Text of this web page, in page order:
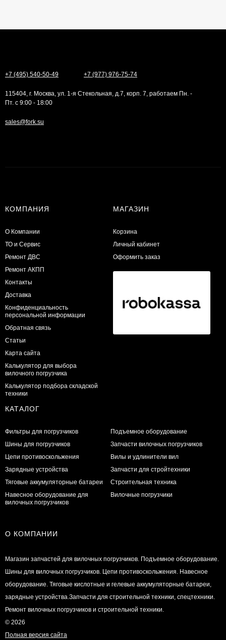
+7 (495) 540-50-49 +7 (977) 976-75-74
115404, г. Москва, ул. 1-я Стекольная, д.7, корп. 7, работаем Пн. -
Пт. с 9:00 - 18:00
sales@fork.su
КОМПАНИЯ
О Компании
ТО и Сервис
​Ремонт ДВС
Ремонт АКПП
Контакты
Доставка
Конфиденциальность
персональной информации
Обратная связь
Статьи
Карта сайта
Калькулятор для выбора
вилочного погрузчика
Калькулятор подбора складской
техники
МАГАЗИН
Корзина
Личный кабинет
Оформить заказ
КАТАЛОГ
Фильтры для погрузчиков
Шины для погрузчиков
Цепи противоскольжения
Зарядные устройства
Тяговые аккумуляторные батареи
Навесное оборудование для
вилочных погрузчиков
Подъемное оборудование
Запчасти вилочных погрузчиков
Вилы и удлинители вил
Запчасти для стройтехники
Строительная техника
Вилочные погрузчики
О КОМПАНИИ
Магазин запчастей для вилочных погрузчиков. Подъемное оборудование.
Шины для вилочных погрузчиков. Цепи противоскольжения. Навесное
оборудование. Тяговые кислотные и гелевые аккумуляторные батареи,
зарядные устройства.Запчасти для строительной техники, спецтехники.
Ремонт вилочных погрузчиков и строительной техники.
© 2026
Полная версия сайта